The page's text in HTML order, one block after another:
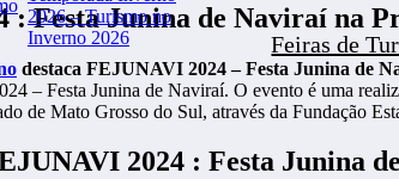
Feiras de
: Festa Junina de Naviraí na
destaca FEJUNAVI 2024 – Festa Junina de
– Festa Junina de Naviraí. O evento é uma
de Mato Grosso do Sul, através da Fundação
2024 : Festa Junina